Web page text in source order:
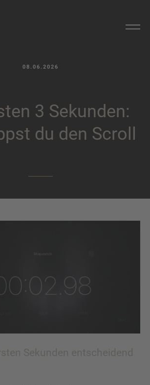
08.06.2026
ten 3 Sekunden:
pst du den Scroll
Sekunden entscheidend